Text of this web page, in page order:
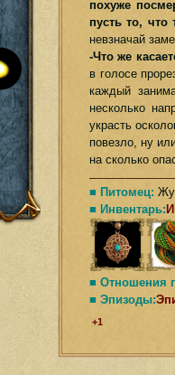
похуже
пусть то,
невзначай
-Что же
в голосе
каждый
несколько
украсть
повезло, ну
на сколько
■ Питомец:
■ Инвентарь:
■ Отношения
■ Эпизоды:
+1